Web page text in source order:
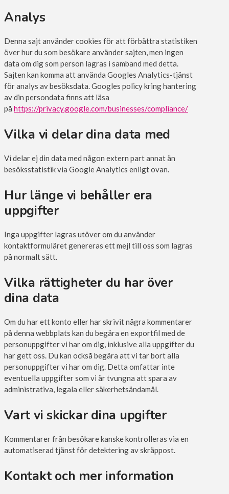
Analys
Denna sajt använder cookies för att förbättra statistiken
över hur du som besökare använder sajten, men ingen
data om dig som person lagras i samband med detta.
Sajten kan komma att använda Googles Analytics-tjänst
för analys av besöksdata. Googles policy kring hantering
av din persondata finns att läsa
på https://privacy.google.com/businesses/compliance/
Vilka vi delar dina data med
Vi delar ej din data med någon extern part annat än
besöksstatistik via Google Analytics enligt ovan.
Hur länge vi behåller era
uppgifter
Inga uppgifter lagras utöver om du använder
kontaktformuläret genereras ett mejl till oss som lagras
på normalt sätt.
Vilka rättigheter du har över
dina data
Om du har ett konto eller har skrivit några kommentarer
på denna webbplats kan du begära en exportfil med de
personuppgifter vi har om dig, inklusive alla uppgifter du
har gett oss. Du kan också begära att vi tar bort alla
personuppgifter vi har om dig. Detta omfattar inte
eventuella uppgifter som vi är tvungna att spara av
administrativa, legala eller säkerhetsändamål.
Vart vi skickar dina upgifter
Kommentarer från besökare kanske kontrolleras via en
automatiserad tjänst för detektering av skräppost.
Kontakt och mer information